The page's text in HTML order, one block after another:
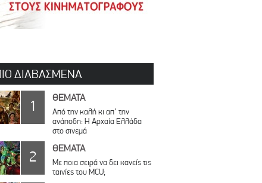
ΔΙΑΒΑΣΜΕΝΑ
1 ΘΕΜΑΤΑ
Από την καλή κι απ’ την
ανάποδη: Η Αρχαία Ελλάδα
στο σινεμά
2 ΘΕΜΑΤΑ
Με ποια σειρά να δει κανείς τις
ταινίες του MCU;